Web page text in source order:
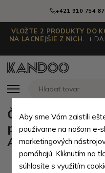
+421 910 754
VLOŽTE 2 PRODUKTY DO
NA LACNEJŠIE Z NICH.
+
Červená
peňaženka s
Adna
Aby sme Vám zaistili
používame na našom e-
marketingových
pomáhajú. Kliknutím na
súhlasíte s využitím